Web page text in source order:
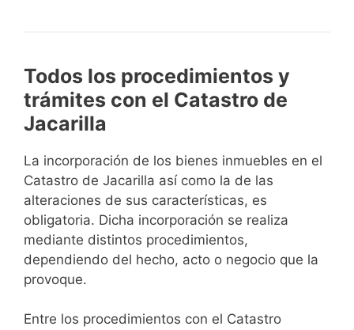
Todos los procedimientos y
trámites con el Catastro de
Jacarilla
La incorporación de los bienes inmuebles en el
Catastro de Jacarilla así como la de las
alteraciones de sus características, es
obligatoria. Dicha incorporación se realiza
mediante distintos procedimientos,
dependiendo del hecho, acto o negocio que la
provoque.
Entre los procedimientos con el Catastro